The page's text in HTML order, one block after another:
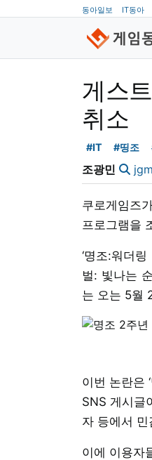
동아일보 IT동아
게스
취소
#IT #띵조
조광민
쿠로게임즈
프로그램을
‘명조:워더
벌: 빛나는
는 오는 5월
이번 논란은
SNS 게시글
자 등에서
이에 이용자